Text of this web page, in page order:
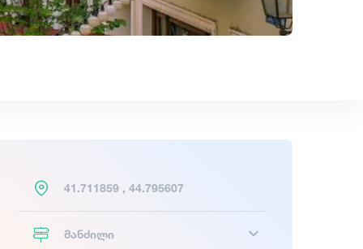
41.711859 , 44.795607
მანძილი